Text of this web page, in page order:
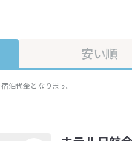
安い順
泊代金となります。